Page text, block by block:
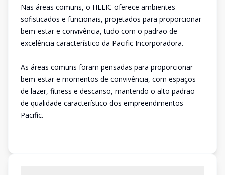
Nas áreas comuns, o HELIC oferece ambientes
sofisticados e funcionais, projetados para proporcionar
bem-estar e convivência, tudo com o padrão de
excelência característico da Pacific Incorporadora.
As áreas comuns foram pensadas para proporcionar
bem-estar e momentos de convivência, com espaços
de lazer, fitness e descanso, mantendo o alto padrão
de qualidade característico dos empreendimentos
Pacific.